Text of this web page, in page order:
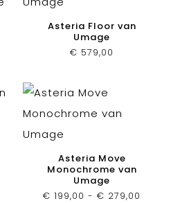
Asteria Floor van
Umage
€ 579,00
Asteria Move
Monochrome van
Umage
€ 199,00 - € 279,00